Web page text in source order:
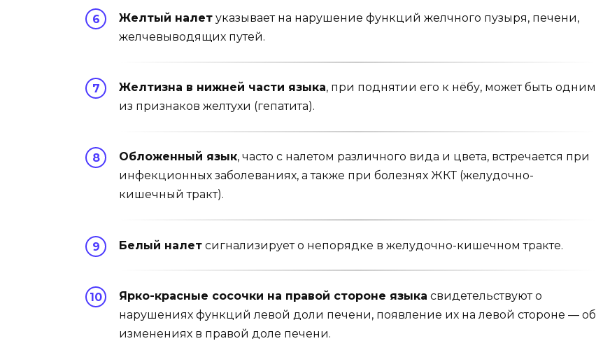
Желтый налет указывает на нарушение функций желчного пузыря, печени,
желчевыводящих путей.
Желтизна в нижней части языка, при подня­тии его к нёбу, может быть одним
из признаков желтухи (гепатита).
Обложенный язык, часто с налетом различного вида и цвета, встречается при
инфекционных забо­леваниях, а также при болезнях ЖКТ (желудочно-
кишечный тракт).
Белый налет сигнализирует о непорядке в же­лудочно-кишечном тракте.
Ярко-красные сосочки на правой стороне языка свидетельствуют о
нарушениях функций ле­вой доли печени, появление их на левой стороне — об
изменениях в правой доле печени.